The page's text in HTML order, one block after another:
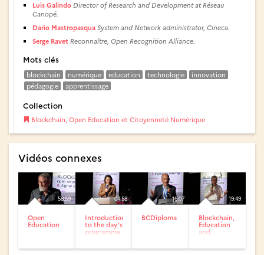
Luis Galindo Director of Research and Development at Réseau
Canopé.
Dario Mastropasqua System and Network administrator, Cineca.
Serge Ravet Reconnaître, Open Recognition Alliance.
Mots clés
blockchain numérique education technologie
innovation
pédagogie
apprentissage
Collection
Blockchain, Open Education et Citoyenneté Numérique
Vidéos connexes
58:59
Open
Education
04:58
Introduction
to the day’s
programme
16:07
BCDiploma
19:49
Blockchain,
Education
and